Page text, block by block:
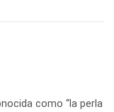
como “la perla